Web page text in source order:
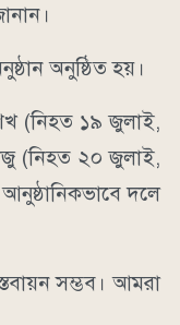
অনুষ্ঠিত হয়।
(নিহত ১৯ জুলাই,
(নিহত ২০ জুলাই,
দলে
সম্ভব। আমরা